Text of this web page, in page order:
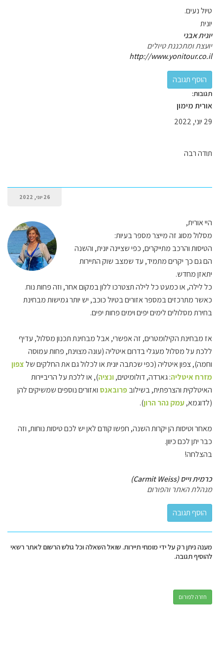
טיול נעים.
יונית
יונית אבני
יועצת ומתכננת טיולים
http://www.yonitour.co.il
תגובות:
אורית מימון
29 יוני, 2022
תודה רבה
26 יוני, 2022
היי אורית,
מסלול מסוג זה מייצר מספר בעיות:
הטיסות והרכב מתייקרים, כפי שציינה יונית, והשנה
הם גם כך יקרים מתמיד, עד שמצב שוק התיירות
יתאזן מחדש.
כל לילה, או כמעט כל לילה תצטרכו ללון במקום אחר, וזה פחות נוח.
כאשר מתרכזים במספר אזורים בטיול כוכב, יש יותר גמישות מבחינת
בחירת מסלולים לימים יפים וימים פחות יפים.
אז מבחינת הקילומטרים, זה אפשרי, אבל מבחינת תכנון מסלול, עדיף
ללכת על מסלול מעגלי בדרום איטליה (עונה מצוינת, פחות עמוסה
וחמה), צפון איטליה (כפי שכתבה יונית או לכלול גם את החלקים שלצפון
מזרח איטליה: גארדה, דולומיטים,ונציה), או ללכת על הריביירות
האיטלקית והצרפתית, בשילובפרובאנס ואזורים נוספים שמשיקים להן
(לדוגמא,עמק נהר הרון).
מאחר וטיסות הן יקרות השנה, חפשו קודם לאן יש לכם טיסות נוחות, וזה
כבר יתן לכם כיוון.
בהצלחה!
כרמית וייס (Carmit Weiss)
מנהלת האתר והפורום
מענה ניתן רק על ידי מומחי תיירות. שואל השאלה וכל גולש הרשום לאתר רשאי
להוסיף תגובה.
חזרה לפורום